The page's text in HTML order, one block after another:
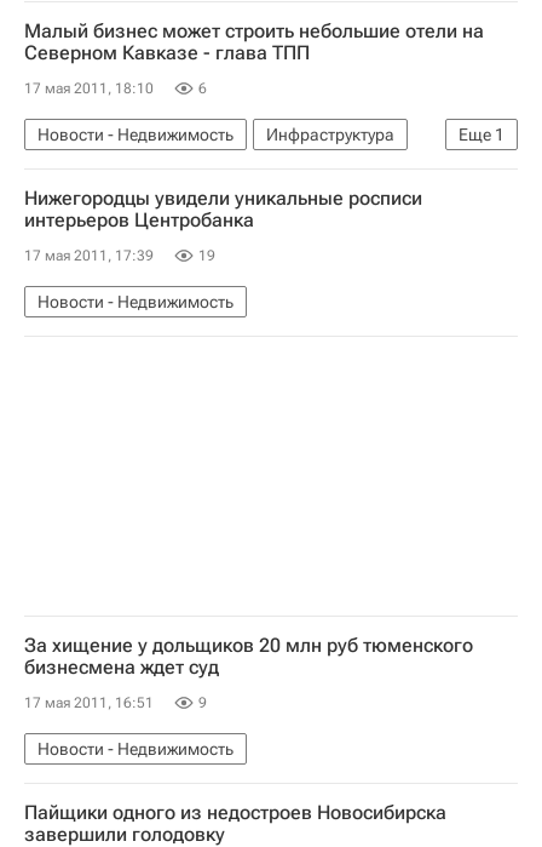
Малый бизнес может строить небольшие отели на
Северном Кавказе - глава ТПП
17 мая 2011, 18:10 6
Еще 1
Новости - Недвижимость
Инфраструктура
Коммерческая недвижимость
Нижегородцы увидели уникальные росписи
интерьеров Центробанка
17 мая 2011, 17:39 19
Новости - Недвижимость
За хищение у дольщиков 20 млн руб тюменского
бизнесмена ждет суд
17 мая 2011, 16:51 9
Новости - Недвижимость
Пайщики одного из недостроев Новосибирска
завершили голодовку